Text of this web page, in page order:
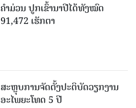
ຄໍາມ່ວນ ປູກເຂົ້ານາປີໄດ້ທັງໝົດ
91,472 ເຮັກຕາ
ສະຫຼຸບການຈັດຕັ້ງປະຕິບັດວຽກງານ
ອະໄພຍະໂທດ 5 ປີ